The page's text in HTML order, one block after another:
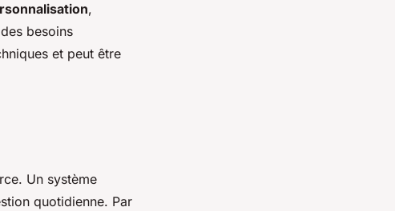
,
besoins
et peut être
Un système
quotidienne. Par